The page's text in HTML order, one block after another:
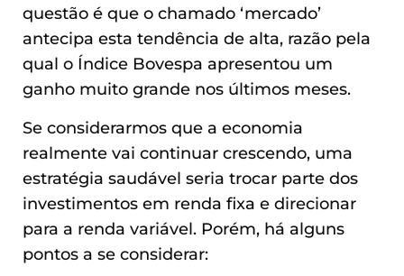
questão é que o chamado ‘mercado’
antecipa esta tendência de alta, razão pela
qual o Índice Bovespa apresentou um
ganho muito grande nos últimos meses.
Se considerarmos que a economia
realmente vai continuar crescendo, uma
estratégia saudável seria trocar parte dos
investimentos em renda fixa e direcionar
para a renda variável. Porém, há alguns
pontos a se considerar: